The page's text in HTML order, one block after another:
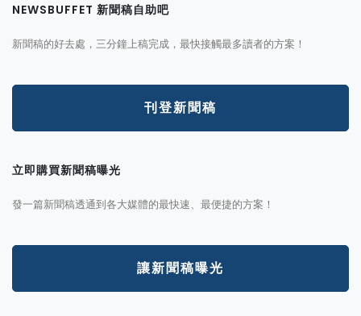
NEWSBUFFET 新聞稿自助吧
新聞稿的好去處，三分鐘上稿完成，最快接觸最多讀者的方案！
刊登新聞稿
立即購買新聞稿曝光
發一篇新聞稿透通到各大媒體的最快速、最便捷的方案！
讓新聞稿曝光